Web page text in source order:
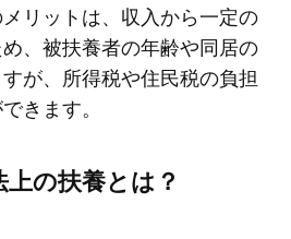
リットは、収入から一定の
、被扶養者の年齢や同居の
が、所得税や住民税の負担
きます。
の扶養とは？